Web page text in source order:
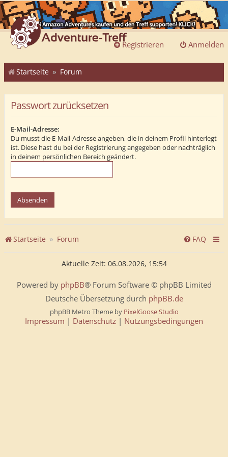
Anmelden
Registrieren
Startseite Forum
Passwort zurücksetzen
E-Mail-Adresse:
Du musst die E-Mail-Adresse angeben, die in deinem Profil hinterlegt
ist. Diese hast du bei der Registrierung angegeben oder nachträglich
in deinem persönlichen Bereich geändert.
Startseite Forum FAQ
Aktuelle Zeit: 06.08.2026, 15:54
Powered by phpBB® Forum Software © phpBB Limited
Deutsche Übersetzung durch phpBB.de
phpBB Metro Theme by PixelGoose Studio
Impressum | Datenschutz | Nutzungsbedingungen